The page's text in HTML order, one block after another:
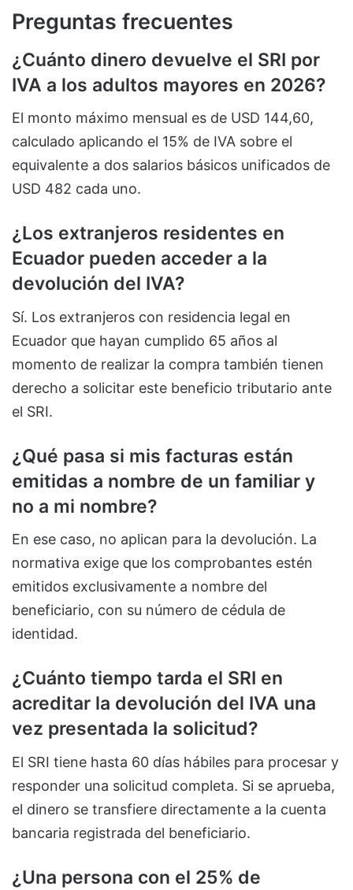
Preguntas frecuentes
¿Cuánto dinero devuelve el SRI por
IVA a los adultos mayores en 2026?
El monto máximo mensual es de USD 144,60,
calculado aplicando el 15% de IVA sobre el
equivalente a dos salarios básicos unificados de
USD 482 cada uno.
¿Los extranjeros residentes en
Ecuador pueden acceder a la
devolución del IVA?
Sí. Los extranjeros con residencia legal en
Ecuador que hayan cumplido 65 años al
momento de realizar la compra también tienen
derecho a solicitar este beneficio tributario ante
el SRI.
¿Qué pasa si mis facturas están
emitidas a nombre de un familiar y
no a mi nombre?
En ese caso, no aplican para la devolución. La
normativa exige que los comprobantes estén
emitidos exclusivamente a nombre del
beneficiario, con su número de cédula de
identidad.
¿Cuánto tiempo tarda el SRI en
acreditar la devolución del IVA una
vez presentada la solicitud?
El SRI tiene hasta 60 días hábiles para procesar y
responder una solicitud completa. Si se aprueba,
el dinero se transfiere directamente a la cuenta
bancaria registrada del beneficiario.
¿Una persona con el 25% de